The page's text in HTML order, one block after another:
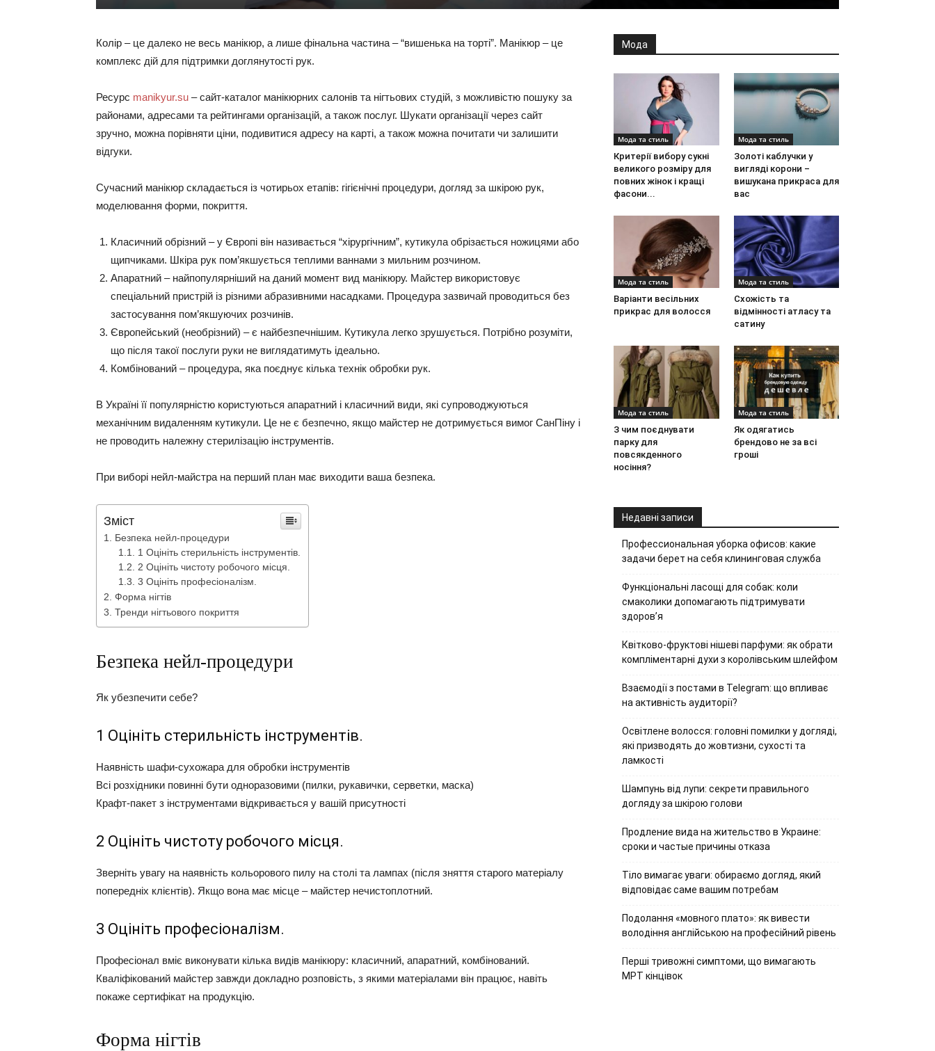
Колір – це далеко не весь манікюр, а лише фінальна частина – “вишенька на торті”. Манікюр – це
комплекс дій для підтримки доглянутості рук.
Ресурс manikyur.su – сайт-каталог манікюрних салонів та нігтьових студій, з можливістю пошуку за
районами, адресами та рейтингами організацій, а також послуг. Шукати організації через сайт
зручно, можна порівняти ціни, подивитися адресу на карті, а також можна почитати чи залишити
відгуки.
Сучасний манікюр складається із чотирьох етапів: гігієнічні процедури, догляд за шкірою рук,
моделювання форми, покриття.
Класичний обрізний – у Європі він називається “хірургічним”, кутикула обрізається ножицями або
щипчиками. Шкіра рук пом’якшується теплими ваннами з мильним розчином.
Апаратний – найпопулярніший на даний момент вид манікюру. Майстер використовує
спеціальний пристрій із різними абразивними насадками. Процедура зазвичай проводиться без
застосування пом’якшуючих розчинів.
Європейський (необрізний) – є найбезпечнішим. Кутикула легко зрушується. Потрібно розуміти,
що після такої послуги руки не виглядатимуть ідеально.
Комбінований – процедура, яка поєднує кілька технік обробки рук.
В Україні її популярністю користуються апаратний і класичний види, які супроводжуються
механічним видаленням кутикули. Це не є безпечно, якщо майстер не дотримується вимог СанПіну і
не проводить належну стерилізацію інструментів.
При виборі нейл-майстра на перший план має виходити ваша безпека.
Зміст
Безпека нейл-процедури
1 Оцініть стерильність інструментів.
2 Оцініть чистоту робочого місця.
3 Оцініть професіоналізм.
Форма нігтів
Тренди нігтьового покриття
Безпека нейл-процедури
Як убезпечити себе?
1 Оцініть стерильність інструментів.
Наявність шафи-сухожара для обробки інструментів
Всі розхідники повинні бути одноразовими (пилки, рукавички, серветки, маска)
Крафт-пакет з інструментами відкривається у вашій присутності
2 Оцініть чистоту робочого місця.
Зверніть увагу на наявність кольорового пилу на столі та лампах (після зняття старого матеріалу
попередніх клієнтів). Якщо вона має місце – майстер нечистоплотний.
3 Оцініть професіоналізм.
Професіонал вміє виконувати кілька видів манікюру: класичний, апаратний, комбінований.
Кваліфікований майстер завжди докладно розповість, з якими матеріалами він працює, навіть
покаже сертифікат на продукцію.
Форма нігтів
Мода
Мода та стиль
Критерії вибору сукні
великого розміру для
повних жінок і кращі
фасони...
Мода та стиль
Золоті каблучки у
вигляді корони –
вишукана прикраса для
вас
Мода та стиль
Варіанти весільних
прикрас для волосся
Мода та стиль
Схожість та
відмінності атласу та
сатину
Мода та стиль
З чим поєднувати
парку для
повсякденного
носіння?
Мода та стиль
Як одягатись
брендово не за всі
гроші
Недавні записи
Профессиональная уборка офисов: какие
задачи берет на себя клининговая служба
Функціональні ласощі для собак: коли
смаколики допомагають підтримувати
здоров’я
Квітково-фруктові нішеві парфуми: як обрати
компліментарні духи з королівським шлейфом
Взаємодії з постами в Telegram: що впливає
на активність аудиторії?
Освітлене волосся: головні помилки у догляді,
які призводять до жовтизни, сухості та
ламкості
Шампунь від лупи: секрети правильного
догляду за шкірою голови
Продление вида на жительство в Украине:
сроки и частые причины отказа
Тіло вимагає уваги: обираємо догляд, який
відповідає саме вашим потребам
Подолання «мовного плато»: як вивести
володіння англійською на професійний рівень
Перші тривожні симптоми, що вимагають
МРТ кінцівок